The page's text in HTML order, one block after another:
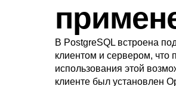
В PostgreSQL встроена
клиентом и сервером, что
использования этой
клиенте был установлен